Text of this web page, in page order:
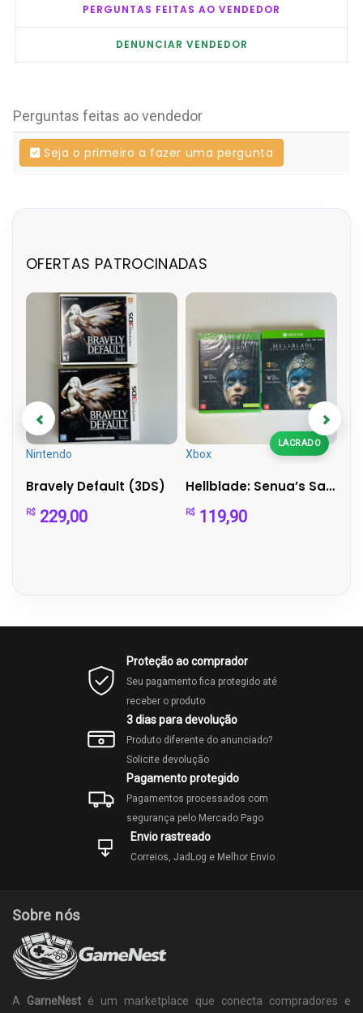
PERGUNTAS FEITAS AO VENDEDOR
DENUNCIAR VENDEDOR
Perguntas feitas ao vendedor
Seja o primeiro a fazer uma pergunta
OFERTAS PATROCINADAS
Nintendo
Bravely Default (3DS)
R$ 229,00
LACRADO
Xbox
Hellblade: Senua’s Sacrifice (Xbox One) – com luva
R$ 119,90
Proteção ao comprador
Seu pagamento fica protegido até
receber o produto
3 dias para devolução
Produto diferente do anunciado?
Solicite devolução
Pagamento protegido
Pagamentos processados com
segurança pelo Mercado Pago
Envio rastreado
Correios, JadLog e Melhor Envio
Sobre nós
A GameNest é um marketplace que conecta compradores e